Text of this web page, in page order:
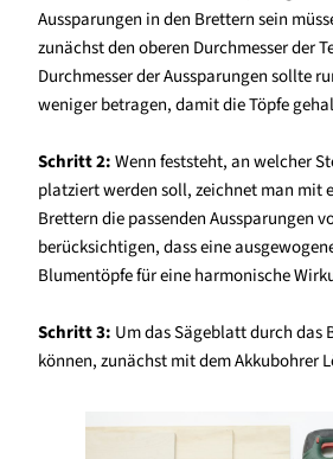
Aussparungen in den Brettern sein
zunächst den oberen Durchmesser der
Durchmesser der Aussparungen sollte
weniger betragen, damit die Töpfe
Schritt 2:Wenn feststeht, an welcher
platziert werden soll, zeichnet man mit
Brettern die passenden Aussparungen
berücksichtigen, dass eine
Blumentöpfe für eine harmonische
Schritt 3: Um das Sägeblatt durch das
können, zunächst mit dem Akkubohrer